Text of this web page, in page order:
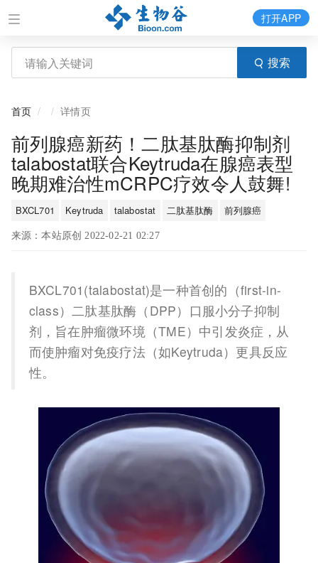
搜索
打开APP
首页 详情页
前列腺癌新药！二肽基肽酶抑制剂
talabostat联合Keytruda在腺癌表型
晚期难治性mCRPC疗效令人鼓舞!
BXCL701 Keytruda talabostat 二肽基肽酶 前列腺癌
来源：本站原创 2022-02-21 02:27
BXCL701(talabostat)是一种首创的（first-in-
class）二肽基肽酶（DPP）口服小分子抑制
剂，旨在肿瘤微环境（TME）中引发炎症，从
而使肿瘤对免疫疗法（如Keytruda）更具反应
性。